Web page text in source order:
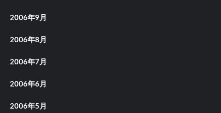
2006年9月
2006年8月
2006年7月
2006年6月
2006年5月